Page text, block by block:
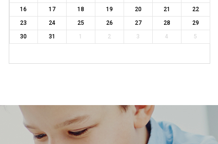
16
17 18 19 20 21
22
23
24 25 26 27 28
29
30
31 1 2 3 4 5